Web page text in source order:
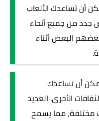
أن تساعدك الألعاب
جدد من جميع أنحاء
البعض أثناء
أن تساعدك
الأخرى. العديد
مختلفة، مما يسمح